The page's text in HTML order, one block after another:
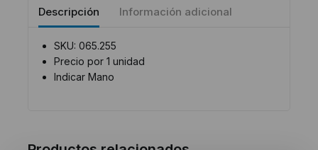
Descripción Información adicional
SKU: 065.255
Precio por 1 unidad
Indicar Mano